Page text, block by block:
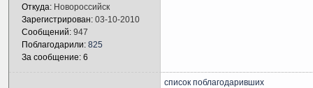
Откуда: Новороссийск
Зарегистрирован: 03-10-2010
Сообщений: 947
Поблагодарили: 825
За сообщение: 6
список поблагодаривших